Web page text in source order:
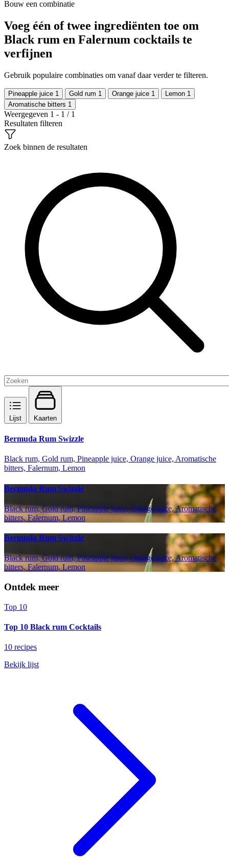
Bouw een combinatie
Voeg één of twee ingrediënten toe om
Black rum en Falernum cocktails te
verfijnen
Gebruik populaire combinaties om vanaf daar verder te filteren.
Pineapple juice 1 Gold rum 1 Orange juice 1 Lemon 1
Aromatische bitters 1
Weergegeven 1 - 1 / 1
Resultaten filteren
Zoek binnen de resultaten
Lijst Kaarten
Bermuda Rum Swizzle
Black rum, Gold rum, Pineapple juice, Orange juice, Aromatische
bitters, Falernum, Lemon
Bermuda Rum Swizzle
Black rum, Gold rum, Pineapple juice, Orange juice, Aromatische
bitters, Falernum, Lemon
Bermuda Rum Swizzle
Black rum, Gold rum, Pineapple juice, Orange juice, Aromatische
bitters, Falernum, Lemon
Ontdek meer
Top 10
Top 10 Black rum Cocktails
10 recipes
Bekijk lijst